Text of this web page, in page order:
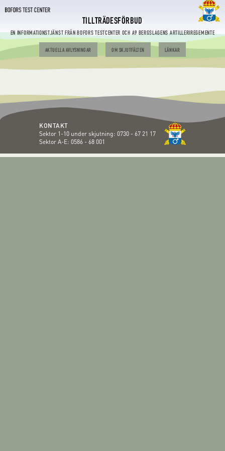
TILLTRÄDESFÖRBUD
EN INFORMATIONSTJÄNST FRÅN BOFORS TESTCENTER OCH A9 BERGSLAGENS ARTILLERIREGEMENTE
AKTUELLA AVLYSNINGAR OM SKJUTFÄLTEN LÄNKAR
KONTAKT
Sektor 1-10 under skjutning: 0730 - 67 21 17
Sektor A-E: 0586 - 68 001